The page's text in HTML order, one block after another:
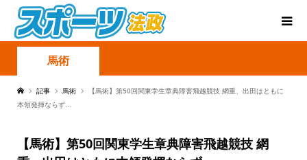
馬術
記事 馬術
【馬術】第50回関東学生章典障害飛越競技 網重、出田はともに
本領発揮ならず…
【馬術】第50回関東学生章典障害飛越競技 網